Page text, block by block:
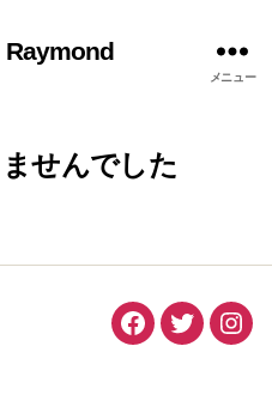
メニュー
せんでした
Facebook
Twitter